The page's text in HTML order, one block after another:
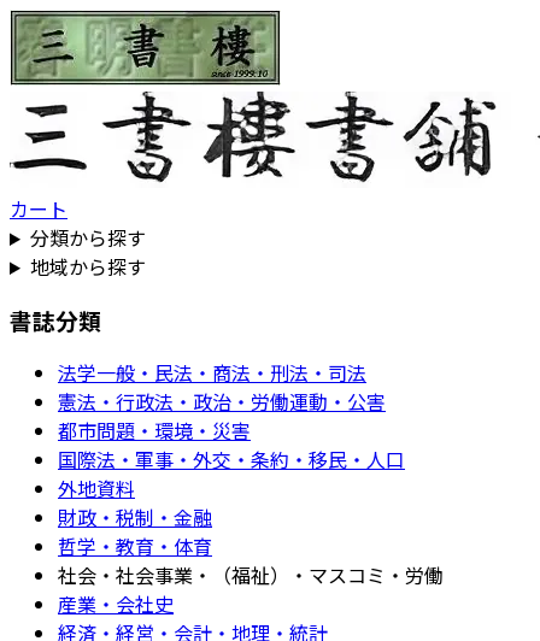
カート
分類から探す
地域から探す
書誌分類
法学一般・民法・商法・刑法・司法
憲法・行政法・政治・労働運動・公害
都市問題・環境・災害
国際法・軍事・外交・条約・移民・人口
外地資料
財政・税制・金融
哲学・教育・体育
社会・社会事業・（福祉）・マスコミ・労働
産業・会社史
経済・経営・会計・地理・統計